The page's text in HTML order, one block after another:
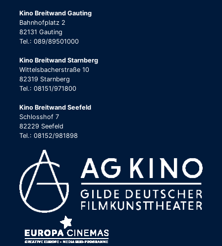
Kino Breitwand Gauting
Bahnhofplatz 2
82131 Gauting
Tel.: 089/89501000
Kino Breitwand Starnberg
Wittelsbacherstraße 10
82319 Starnberg
Tel.: 08151/971800
Kino Breitwand Seefeld
Schlosshof 7
82229 Seefeld
Tel.: 08152/981898